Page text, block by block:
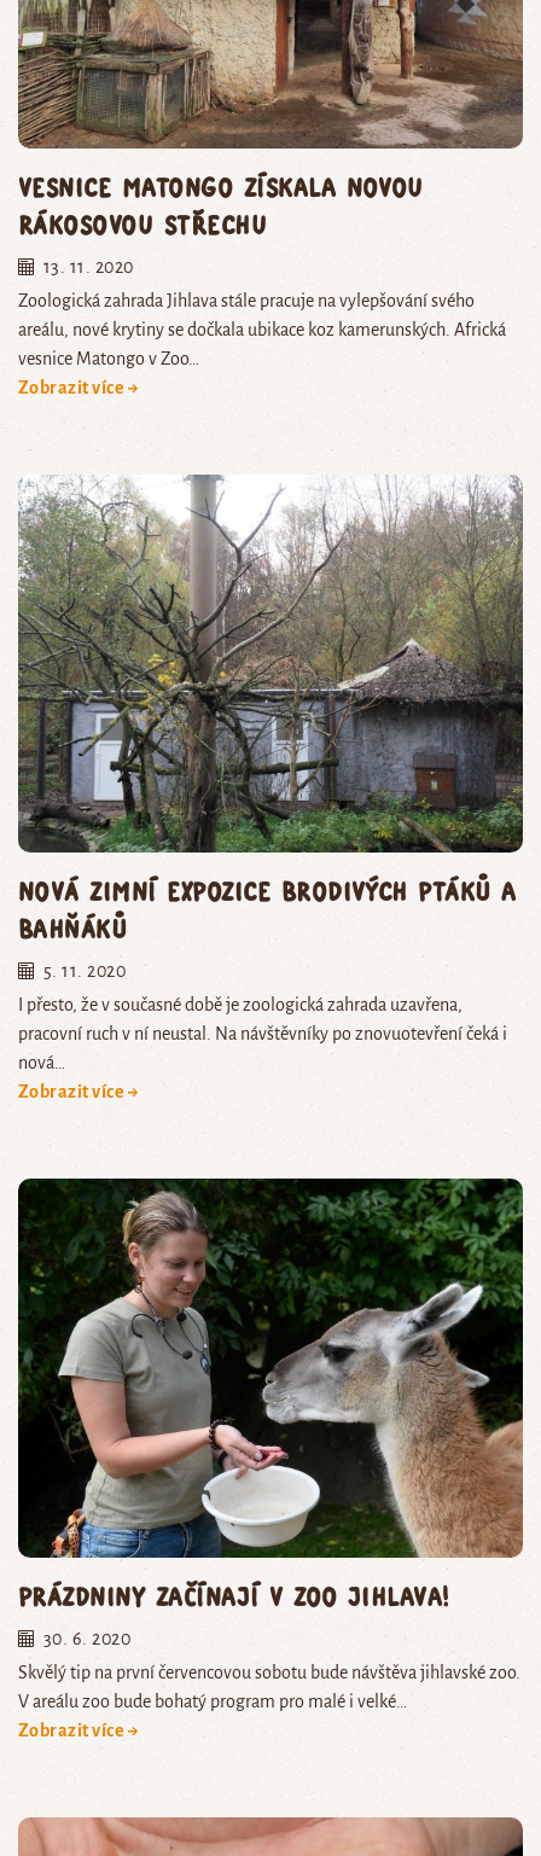
Vesnice Matongo získala novou
rákosovou střechu
13. 11. 2020
Zoologická zahrada Jihlava stále pracuje na vylepšování svého
areálu, nové krytiny se dočkala ubikace koz kamerunských. Africká
vesnice Matongo v Zoo…
Zobrazit více →
Nová zimní expozice brodivých ptáků a
bahňáků
5. 11. 2020
I přesto, že v současné době je zoologická zahrada uzavřena,
pracovní ruch v ní neustal. Na návštěvníky po znovuotevření čeká i
nová…
Zobrazit více →
Prázdniny začínají v Zoo Jihlava!
30. 6. 2020
Skvělý tip na první červencovou sobotu bude návštěva jihlavské zoo.
V areálu zoo bude bohatý program pro malé i velké…
Zobrazit více →